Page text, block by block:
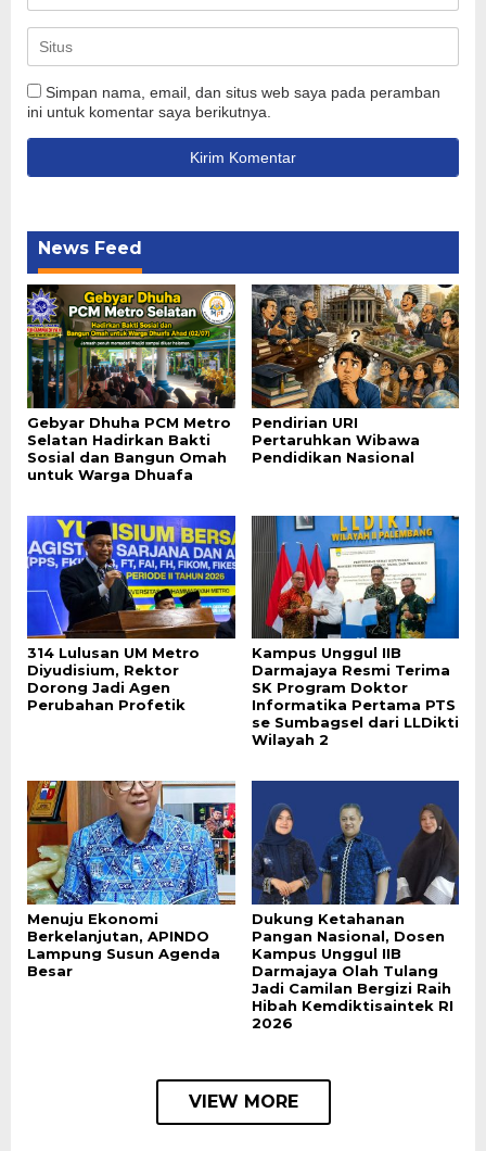
Simpan nama, email, dan situs web saya pada peramban
ini untuk komentar saya berikutnya.
News Feed
Gebyar Dhuha PCM Metro
Selatan Hadirkan Bakti
Sosial dan Bangun Omah
untuk Warga Dhuafa
Pendirian URI
Pertaruhkan Wibawa
Pendidikan Nasional
314 Lulusan UM Metro
Diyudisium, Rektor
Dorong Jadi Agen
Perubahan Profetik
Kampus Unggul IIB
Darmajaya Resmi Terima
SK Program Doktor
Informatika Pertama PTS
se Sumbagsel dari LLDikti
Wilayah 2
Menuju Ekonomi
Berkelanjutan, APINDO
Lampung Susun Agenda
Besar
Dukung Ketahanan
Pangan Nasional, Dosen
Kampus Unggul IIB
Darmajaya Olah Tulang
Jadi Camilan Bergizi Raih
Hibah Kemdiktisaintek RI
2026
VIEW MORE